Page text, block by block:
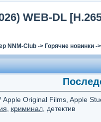
WEB-DL
NNM-Club-> Горячие новинки->
Original Films, Apple
криминал, детектив